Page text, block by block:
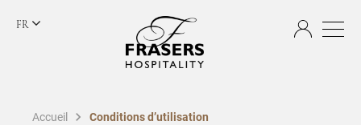
FR
Accueil Conditions d’utilisation